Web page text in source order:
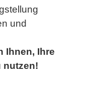
und
Ihnen, Ihre
nutzen!